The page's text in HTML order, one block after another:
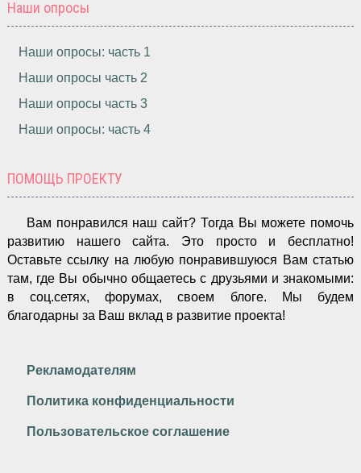
Наши опросы
Наши опросы: часть 1
Наши опросы часть 2
Наши опросы часть 3
Наши опросы: часть 4
ПОМОЩЬ ПРОЕКТУ
Вам понравился наш сайт? Тогда Вы можете помочь
развитию нашего сайта. Это просто и бесплатно!
Оставьте ссылку на любую понравившуюся Вам статью
там, где Вы обычно общаетесь с друзьями и знакомыми:
в соц.сетях, форумах, своем блоге. Мы будем
благодарны за Ваш вклад в развитие проекта!
Рекламодателям
Политика конфиденциальности
Пользовательское соглашение